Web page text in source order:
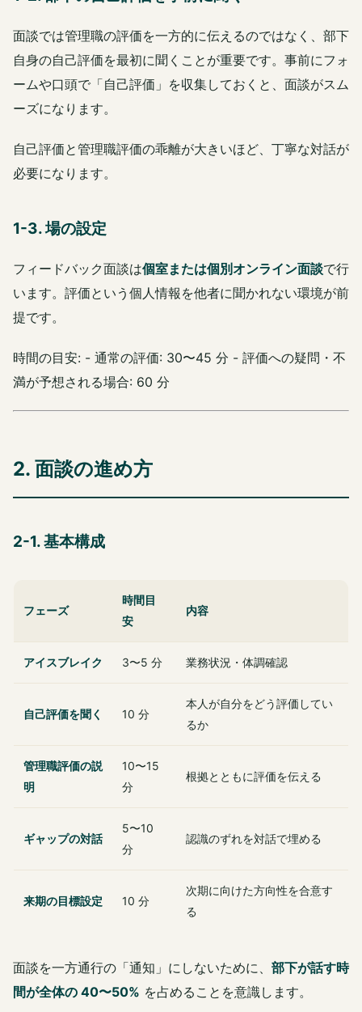
面談では管理職の評価を一方的に伝えるのではなく、部下
自身の自己評価を最初に聞くことが重要です。事前にフォ
ームや口頭で「自己評価」を収集しておくと、面談がスム
ーズになります。
自己評価と管理職評価の乖離が大きいほど、丁寧な対話が
必要になります。
1-3. 場の設定
フィードバック面談は個室または個別オンライン面談で行
います。評価という個人情報を他者に聞かれない環境が前
提です。
時間の目安: - 通常の評価: 30〜45 分 - 評価への疑問・不
満が予想される場合: 60 分
2. 面談の進め方
2-1. 基本構成
フェーズ
時間目
安
内容
アイスブレイク 3〜5 分 業務状況・体調確認
自己評価を聞く 10 分
本人が自分をどう評価してい
るか
管理職評価の説
明
10〜15
分
根拠とともに評価を伝える
ギャップの対話
5〜10
分
認識のずれを対話で埋める
来期の目標設定 10 分
次期に向けた方向性を合意す
る
面談を一方通行の「通知」にしないために、 部下が話す時
間が全体の 40〜50% を占めることを意識します。